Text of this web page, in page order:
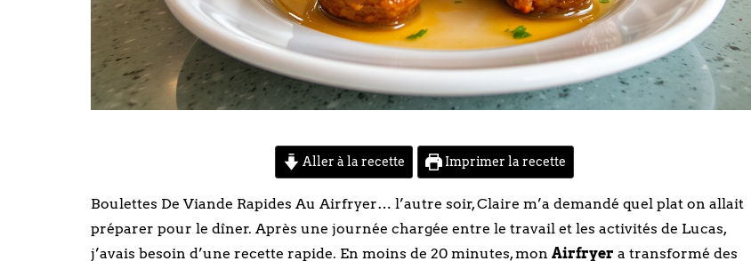
Aller à la recette Imprimer la recette
Boulettes De Viande Rapides Au Airfryer… l’autre soir, Claire m’a demandé quel plat on allait
préparer pour le dîner. Après une journée chargée entre le travail et les activités de Lucas,
j’avais besoin d’une recette rapide. En moins de 20 minutes, mon Airfryer a transformé des